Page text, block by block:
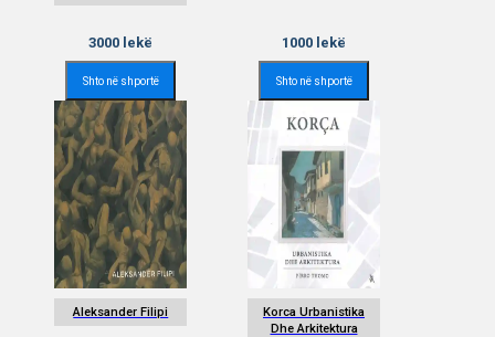
3000 lekë
Shto në shportë
1000 lekë
Shto në shportë
Aleksander Filipi
Korca Urbanistika
Dhe Arkitektura